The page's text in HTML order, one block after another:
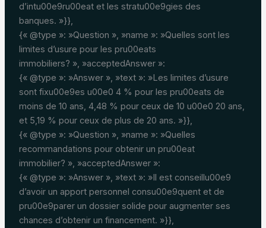
d’intu00e9ru00eat et les stratu00e9gies des
banques. »}},
{« @type »: »Question », »name »: »Quelles sont les
limites d’usure pour les pru00eats
immobiliers? », »acceptedAnswer »:
{« @type »: »Answer », »text »: »Les limites d’usure
sont fixu00e9es u00e0 4 % pour les pru00eats de
moins de 10 ans, 4,48 % pour ceux de 10 u00e0 20 ans,
et 5,19 % pour ceux de plus de 20 ans. »}},
{« @type »: »Question », »name »: »Quelles
recommandations pour obtenir un pru00eat
immobilier? », »acceptedAnswer »:
{« @type »: »Answer », »text »: »Il est conseillu00e9
d’avoir un apport personnel consu00e9quent et de
pru00e9parer un dossier solide pour augmenter ses
chances d’obtenir un financement. »}},